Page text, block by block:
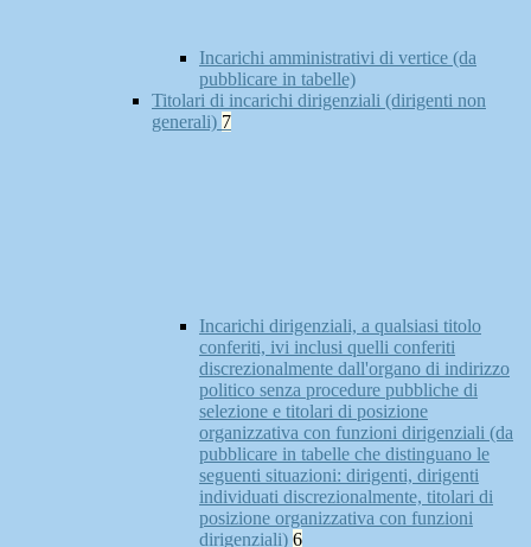
Incarichi amministrativi di vertice (da
pubblicare in tabelle)
Titolari di incarichi dirigenziali (dirigenti non
generali) 7
Incarichi dirigenziali, a qualsiasi titolo
conferiti, ivi inclusi quelli conferiti
discrezionalmente dall'organo di indirizzo
politico senza procedure pubbliche di
selezione e titolari di posizione
organizzativa con funzioni dirigenziali (da
pubblicare in tabelle che distinguano le
seguenti situazioni: dirigenti, dirigenti
individuati discrezionalmente, titolari di
posizione organizzativa con funzioni
dirigenziali) 6